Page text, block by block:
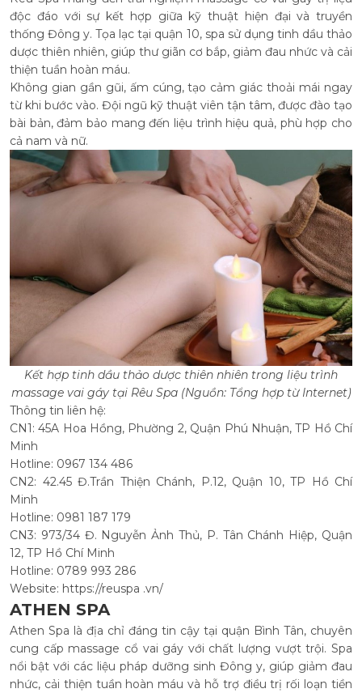
độc đáo với sự kết hợp giữa kỹ thuật hiện đại và truyền
thống Đông y. Tọa lạc tại quận 10, spa sử dụng tinh dầu thảo
dược thiên nhiên, giúp thư giãn cơ bắp, giảm đau nhức và cải
thiện tuần hoàn máu.
Không gian gần gũi, ấm cúng, tạo cảm giác thoải mái ngay
từ khi bước vào. Đội ngũ kỹ thuật viên tận tâm, được đào tạo
bài bản, đảm bảo mang đến liệu trình hiệu quả, phù hợp cho
cả nam và nữ.
Kết hợp tinh dầu thảo dược thiên nhiên trong liệu trình
massage vai gáy tại Rêu Spa (Nguồn: Tổng hợp từ Internet)
Thông tin liên hệ:
CN1: 45A Hoa Hồng, Phường 2, Quận Phú Nhuận, TP Hồ Chí
Minh
Hotline: 0967 134 486
CN2: 42.45 Đ.Trần Thiện Chánh, P.12, Quận 10, TP Hồ Chí
Minh
Hotline: 0981 187 179
CN3: 973/34 Đ. Nguyễn Ảnh Thủ, P. Tân Chánh Hiệp, Quận
12, TP Hồ Chí Minh
Hotline: 0789 993 286
Website: https://reuspa .vn/
ATHEN SPA
Athen Spa là địa chỉ đáng tin cậy tại quận Bình Tân, chuyên
cung cấp massage cổ vai gáy với chất lượng vượt trội. Spa
nổi bật với các liệu pháp dưỡng sinh Đông y, giúp giảm đau
nhức, cải thiện tuần hoàn máu và hỗ trợ điều trị rối loạn tiền